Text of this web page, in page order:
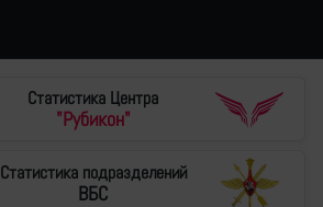
Статистика Центра
"Рубикон"
Статистика подразделений
ВБС